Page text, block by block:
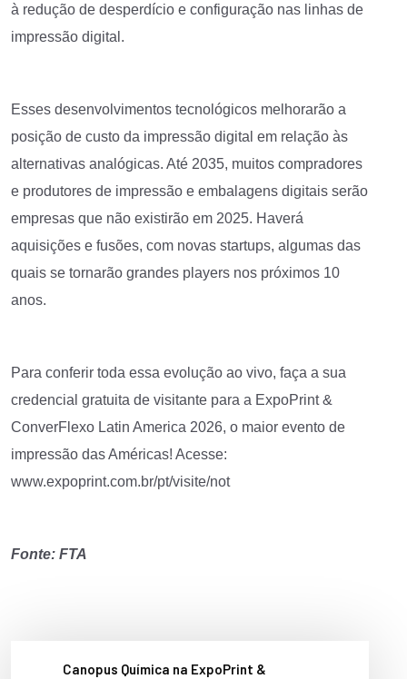
à redução de desperdício e configuração nas linhas de
impressão digital.
Esses desenvolvimentos tecnológicos melhorarão a
posição de custo da impressão digital em relação às
alternativas analógicas. Até 2035, muitos compradores
e produtores de impressão e embalagens digitais serão
empresas que não existirão em 2025. Haverá
aquisições e fusões, com novas startups, algumas das
quais se tornarão grandes players nos próximos 10
anos.
Para conferir toda essa evolução ao vivo, faça a sua
credencial gratuita de visitante para a ExpoPrint &
ConverFlexo Latin America 2026, o maior evento de
impressão das Américas! Acesse:
www.expoprint.com.br/pt/visite/not
Fonte: FTA
Canopus Química na ExpoPrint &